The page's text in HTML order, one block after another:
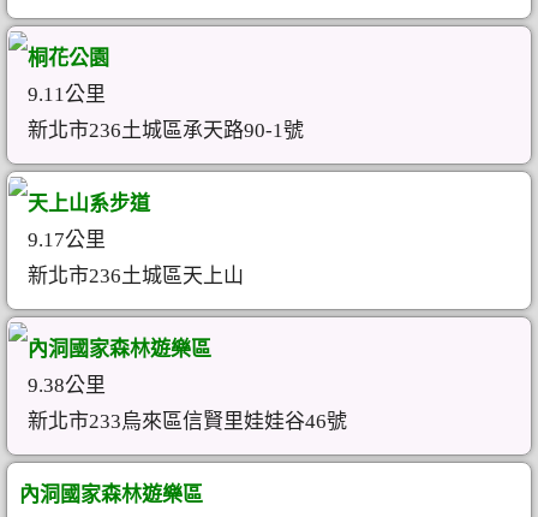
桐花公園
9.11公里
新北市236土城區承天路90-1號
天上山系步道
9.17公里
新北市236土城區天上山
內洞國家森林遊樂區
9.38公里
新北市233烏來區信賢里娃娃谷46號
內洞國家森林遊樂區